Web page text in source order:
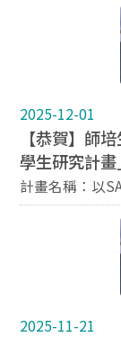
2025-12-01
【恭賀】師
學生研究計
計畫名稱：以
師平板使用層次及其教學轉
資培育中心 陳
2025-11-21